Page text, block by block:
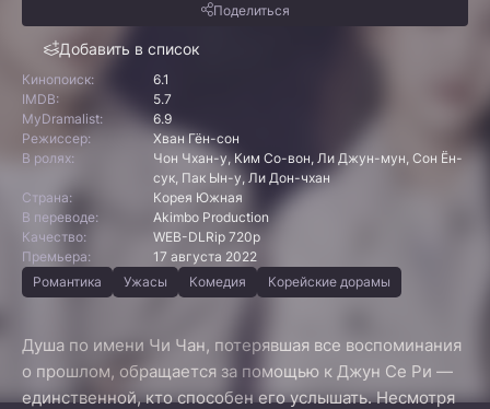
Добавить в список
Поделиться
Кинопоиск:
6.1
IMDB:
5.7
MyDramalist:
6.9
Режиссер:
Хван Гён-сон
В ролях:
Чон Чхан-у, Ким Со-вон, Ли Джун-мун, Сон Ён-
сук, Пак Ын-у, Ли Дон-чхан
Страна:
Корея Южная
В переводе:
Akimbo Production
Качество:
WEB-DLRip 720p
Премьера:
17 августа 2022
Романтика
Ужасы Комедия Корейские дорамы
Душа по имени Чи Чан, потерявшая все воспоминания
о прошлом, обращается за помощью к Джун Се Ри —
единственной, кто способен его услышать. Несмотря